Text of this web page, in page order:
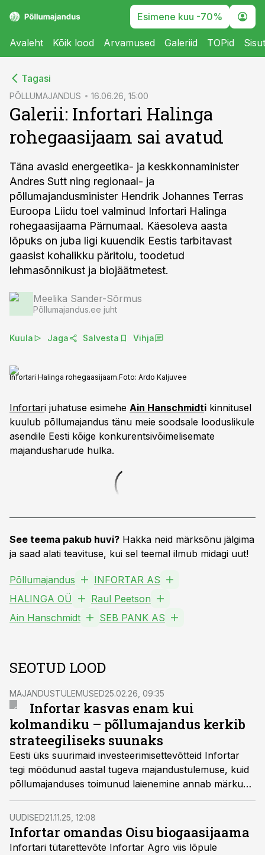
Esimene kuu -70%
Avaleht Kõik lood Arvamused Galeriid TOPid
Tagasi
PÕLLUMAJANDUS 16.06.26, 15:00
Galerii: Infortari Halinga
rohegaasijaam sai avatud
Täna avasid energeetika- ja keskkonnaminister
Andres Sutt ning regionaal- ja
põllumajandusminister Hendrik Johannes Terras
Euroopa Liidu toel valminud Infortari Halinga
rohegaasijaama Pärnumaal. Käesoleva aasta
lõpuks on juba ligi kuuendik Eestis tarbitavast
gaasist kohalikku päritolu, toodetud
lehmasõnnikust ja biojäätmetest.
Meelika Sander-Sõrmus
Põllumajandus.ee juht
Kuula Jaga Salvesta Vihja
Infortari Halinga rohegaasijaam.Foto: Ardo Kaljuvee
Infortari juhatuse esimehe Ain Hanschmidti kinnitusel
kuulub põllumajandus tänu meie soodsale looduslikule
asendile Eesti kõige konkurentsivõimelisemate
majandusharude hulka.
See teema pakub huvi? Hakka neid märksõnu jälgima
ja saad alati teavituse, kui sel teemal ilmub midagi uut!
Põllumajandus
INFORTAR AS
HALINGA OÜ
Raul Peetson
Ain Hanschmidt
SEB PANK AS
SEOTUD LOOD
MAJANDUSTULEMUSED25.02.26, 09:35
Infortar kasvas enam kui
kolmandiku – põllumajandus kerkib
strateegiliseks suunaks
Eesti üks suurimaid investeerimisettevõtteid Infortar
tegi möödunud aastal tugeva majandustulemuse, kuid
põllumajanduses toimunud laienemine annab märku
ettevõtte pikaajalisest strateegilisest suunast.
Piimatootmise kasvatamine ja roheenergia arendamine
seovad toidutootmise ning energeetika ühtseks
väärtusahelaks.
UUDISED21.11.25, 12:08
Infortar omandas Oisu biogaasijaama
Infortari tütarettevõte Infortar Agro viis lõpule